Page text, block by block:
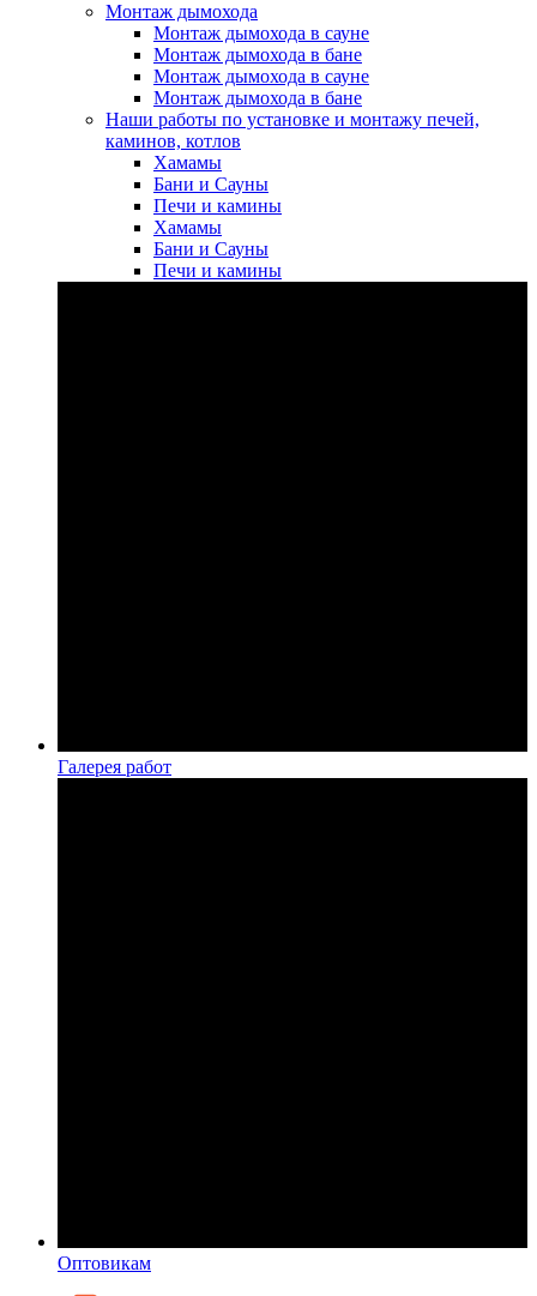
Монтаж дымохода
Монтаж дымохода в сауне
Монтаж дымохода в бане
Монтаж дымохода в сауне
Монтаж дымохода в бане
Наши работы по установке и монтажу печей,
каминов, котлов
Хамамы
Бани и Сауны
Печи и камины
Хамамы
Бани и Сауны
Печи и камины
Галерея работ
Оптовикам